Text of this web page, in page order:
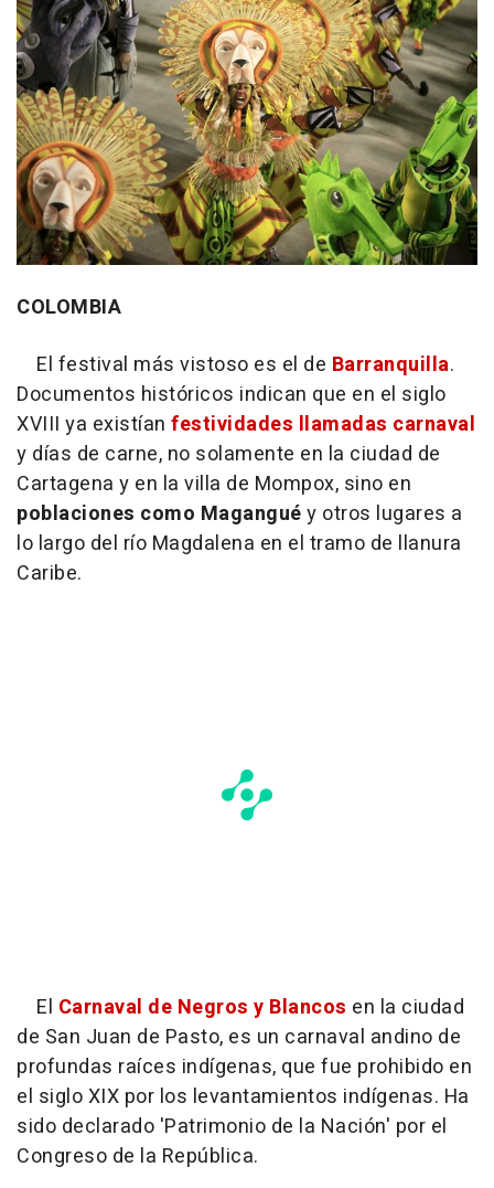
COLOMBIA
El festival más vistoso es el de Barranquilla.
Documentos históricos indican que en el siglo
XVIII ya existían festividades llamadas carnaval
y días de carne, no solamente en la ciudad de
Cartagena y en la villa de Mompox, sino en
poblaciones como Maganguéy otros lugares a
lo largo del río Magdalena en el tramo de llanura
Caribe.
El Carnaval de Negros y Blancos en la ciudad
de San Juan de Pasto, es un carnaval andino de
profundas raíces indígenas, que fue prohibido en
el siglo XIX por los levantamientos indígenas. Ha
sido declarado 'Patrimonio de la Nación' por el
Congreso de la República.